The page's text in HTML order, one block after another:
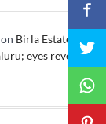
on Birla Estates
eyes revenue